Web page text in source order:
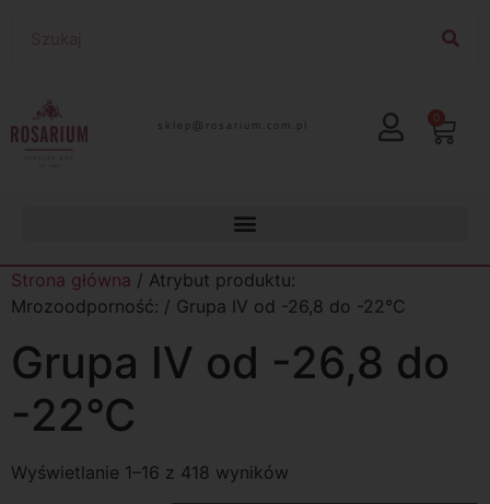
lp.moc.muirasor@pelks 0
Strona główna / Atrybut produktu:
Mrozoodporność: / Grupa IV od -26,8 do -22°C
Grupa IV od -26,8 do
-22°C
Wyświetlanie 1–16 z 418 wyników